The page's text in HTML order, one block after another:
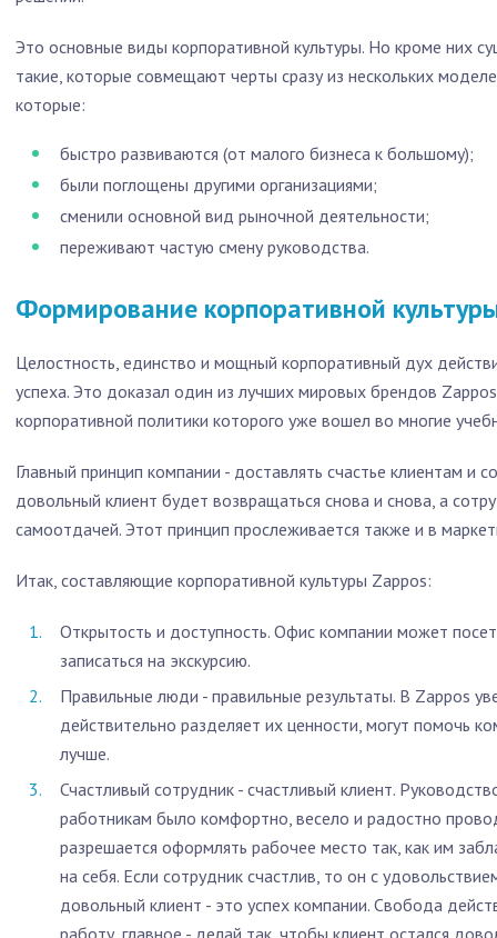
Это основные виды корпоративной культуры. Но кроме них
такие, которые совмещают черты сразу из нескольких
которые:
быстро развиваются (от малого бизнеса к большому);
были поглощены другими организациями;
сменили основной вид рыночной деятельности;
переживают частую смену руководства.
Формирование корпоративной
Целостность, единство и мощный корпоративный дух
успеха. Это доказал один из лучших мировых брендов
корпоративной политики которого уже вошел во многие
Главный принцип компании - доставлять счастье клиентам и
довольный клиент будет возвращаться снова и снова, а
самоотдачей. Этот принцип прослеживается также и в
Итак, составляющие корпоративной культуры Zappos:
Открытость и доступность. Офис компании может
записаться на экскурсию.
Правильные люди - правильные результаты. В Zappos
действительно разделяет их ценности, могут помочь
лучше.
Счастливый сотрудник - счастливый клиент.
работникам было комфортно, весело и радостно
разрешается оформлять рабочее место так, как им
на себя. Если сотрудник счастлив, то он с
довольный клиент - это успех компании. Свобода
работу, главное - делай так, чтобы клиент остался